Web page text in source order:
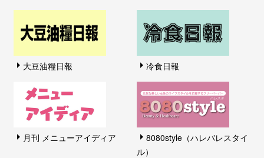
大豆油糧日報 冷食日報
月刊 メニューアイディア
8080style（ハレバレスタイ
ル）